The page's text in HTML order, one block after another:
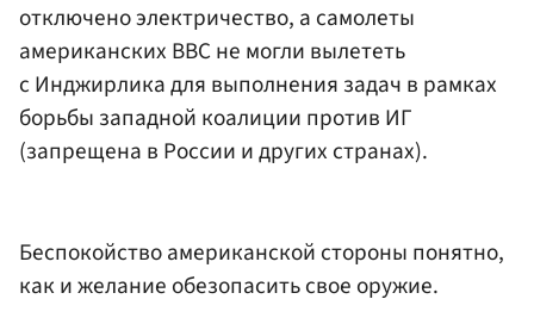
отключено электричество, а самолеты
американских ВВС не могли вылететь
с Инджирлика для выполнения задач в рамках
борьбы западной коалиции против ИГ
(запрещена в России и других странах).
Беспокойство американской стороны понятно,
как и желание обезопасить свое оружие.